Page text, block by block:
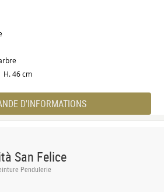
H. 46 cm
D'INFORMATIONS
San Felice
Pendulerie